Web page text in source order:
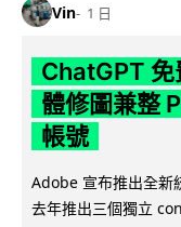
Vin 1 日
ChatGPT
體修圖兼整
帳號
Adobe 宣布推出全新
去年推出三個獨立